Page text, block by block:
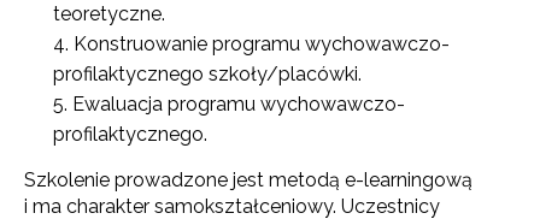
teoretyczne.
Konstruowanie programu wychowawczo-
profilaktycznego szkoły/placówki.
Ewaluacja programu wychowawczo-
profilaktycznego.
Szkolenie prowadzone jest metodą e-learningową
i ma charakter samokształceniowy. Uczestnicy